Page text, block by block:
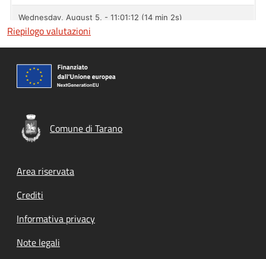
Riepilogo valutazioni
Comune di Tarano
Footer menu
Area riservata
Crediti
Informativa privacy
Note legali